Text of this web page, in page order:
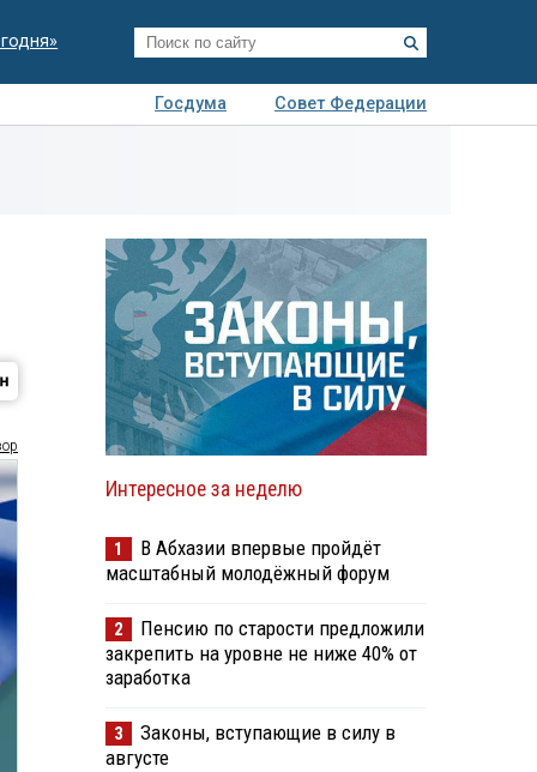
Госдума
Совет Федерации
Интересное за неделю
1
В Абхазии впервые пройдёт
масштабный молодёжный форум
2
Пенсию по старости предложили
закрепить на уровне не ниже 40% от
заработка
3
Законы, вступающие в силу в
августе